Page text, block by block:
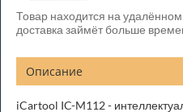
Товар находится на
доставка займёт больше
Описание
iCartool IC-M112 -